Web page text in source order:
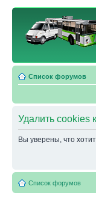
Список форумов
Удалить cookies
Вы уверены, что
Список форумов